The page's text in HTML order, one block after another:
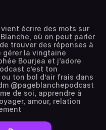
écrire des mots sur
où on peut parler
trouver des réponses à
gérer la vingtaine
Bourjea et j’adore
c’est ton
ton bol d’air frais dans
@pageblanchepodcast
de soi, apprendre à
amour, relation